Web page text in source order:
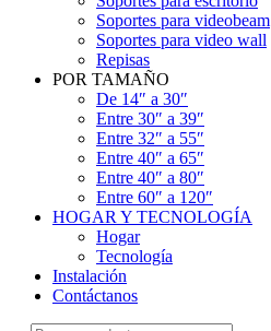
Soportes para videobeam
Soportes para video wall
Repisas
POR TAMAÑO
De 14″ a 30″
Entre 30″ a 39″
Entre 32″ a 55″
Entre 40″ a 65″
Entre 40″ a 80″
Entre 60″ a 120″
HOGAR Y TECNOLOGÍA
Hogar
Tecnología
Instalación
Contáctanos